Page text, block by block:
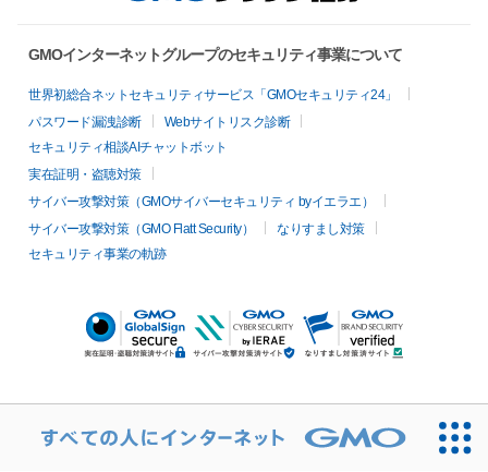
GMOインターネットグループのセキュリティ事業について
世界初総合ネットセキュリティサービス「GMOセキュリティ24」
パスワード漏洩診断
Webサイトリスク診断
セキュリティ相談AIチャットボット
実在証明・盗聴対策
サイバー攻撃対策（GMOサイバーセキュリティ byイエラエ）
サイバー攻撃対策（GMO Flatt Security）
なりすまし対策
セキュリティ事業の軌跡